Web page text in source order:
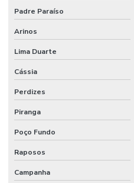
Padre Paraíso
Arinos
Lima Duarte
Cássia
Perdizes
Piranga
Poço Fundo
Raposos
Campanha